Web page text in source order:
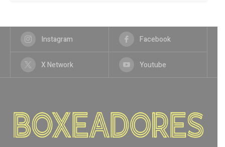
Instagram Facebook
X Network Youtube